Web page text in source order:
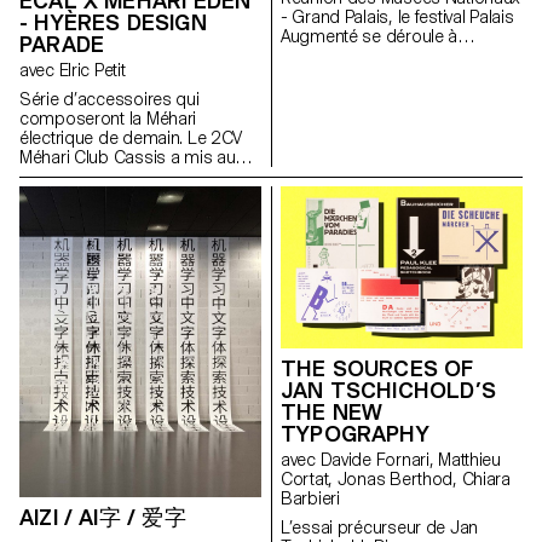
- HYÈRES DESIGN
PARADE
avec Elric Petit
Série d’accessoires qui
composeront la Méhari
électrique de demain. Le 2CV
Méhari Club Cassis a mis au
point une version électrique de
l’iconique Citroën sortie en
cette voiture était destinée aux
sports et aux loisirs estivaux.
Aujourd’hui, notre regain
d’intérêt pour les activités de
plein air associé à une
technologie électrique rend ce
véhicule d’autant plus attractif.
C’est dans cette perspective
que les étudiant·e·s de 2e
année en Bachelor Design
Industriel, sous la direction du
designer Elric Petit, proposent
électrique de demain. Ce projet
a été réalisé en partenariat avec
- Grand Palais, le festival Palais
Augmenté se déroule à
sur la façade du Grand Palais
Éphémère les 19 et 20 juin 2
021.
AIZI / AI字 / 爱字
THE SOURCES OF
JAN TSCHICHOLD’S
THE NEW
TYPOGRAPHY
avec Davide Fornari, Matthieu
Cortat, Jonas Berthod, Chiara
Barbieri
L’essai précurseur de Jan